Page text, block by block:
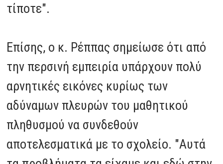
τίποτε".
Επίσης, ο κ. Ρέππας σημείωσε ότι από
την περσινή εμπειρία υπάρχουν πολύ
αρνητικές εικόνες κυρίως των
αδύναμων πλευρών του μαθητικού
πληθυσμού να συνδεθούν
αποτελεσματικά με το σχολείο. "Αυτά